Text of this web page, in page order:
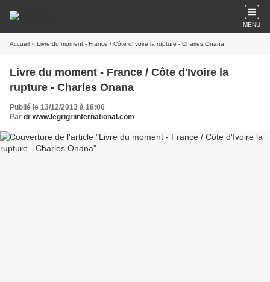
MENU
Accueil » Livre du moment - France / Côte d'Ivoire la rupture - Charles Onana
Livre du moment - France / Côte d'Ivoire la
rupture - Charles Onana
Publié le 13/12/2013 à 18:00
Par dr www.legrigriinternational.com